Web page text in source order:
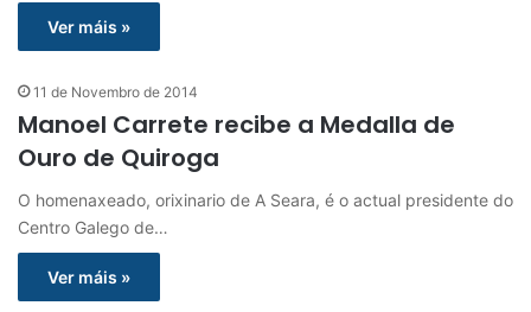
Ver máis »
11 de Novembro de 2014
Manoel Carrete recibe a Medalla de
Ouro de Quiroga
O homenaxeado, orixinario de A Seara, é o actual presidente do
Centro Galego de…
Ver máis »